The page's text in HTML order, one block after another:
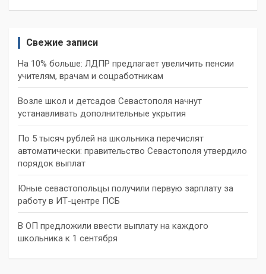
Свежие записи
На 10% больше: ЛДПР предлагает увеличить пенсии
учителям, врачам и соцработникам
Возле школ и детсадов Севастополя начнут
устанавливать дополнительные укрытия
По 5 тысяч рублей на школьника перечислят
автоматически: правительство Севастополя утвердило
порядок выплат
Юные севастопольцы получили первую зарплату за
работу в ИТ-центре ПСБ
В ОП предложили ввести выплату на каждого
школьника к 1 сентября